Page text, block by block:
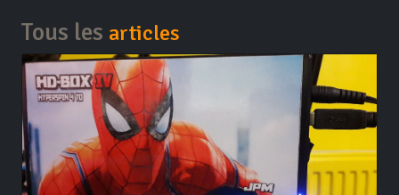
Tous les articles